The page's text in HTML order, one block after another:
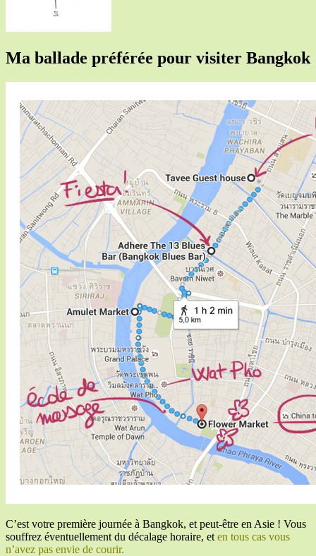
Ma ballade préférée pour visiter Bangkok
C’est votre première journée à Bangkok, et peut-être en Asie ! Vous
souffrez éventuellement du décalage horaire, et en tous cas vous
n’avez pas envie de courir.